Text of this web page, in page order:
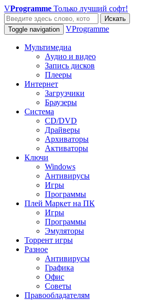
VProgramme Только лучший софт!
Искать
Toggle navigation
VProgramme
Мультимедиа
Аудио и видео
Запись дисков
Плееры
Интернет
Загрузчики
Браузеры
Система
CD/DVD
Драйверы
Архиваторы
Активаторы
Ключи
Windows
Антивирусы
Игры
Программы
Плей Маркет на ПК
Игры
Программы
Эмуляторы
Торрент игры
Разное
Антивирусы
Графика
Офис
Советы
Правообладателям